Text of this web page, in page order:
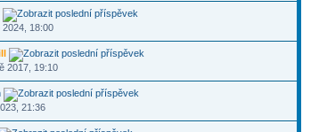
2024, 18:00
2017, 19:10
21:36